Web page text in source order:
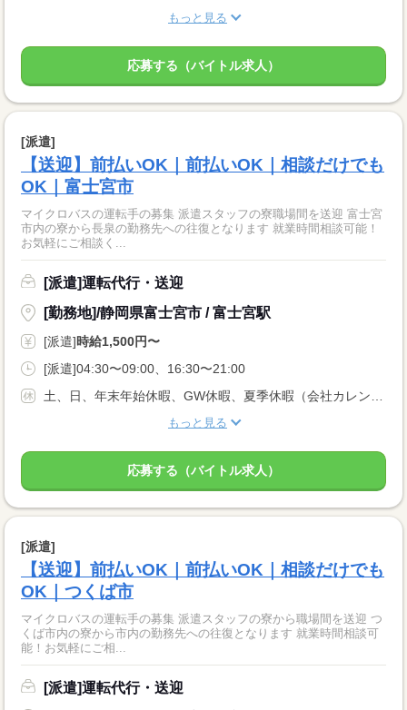
もっと見る
応募する（バイトル求人）
[派遣]
【送迎】前払いOK｜前払いOK｜相談だけでも
OK｜富士宮市
マイクロバスの運転手の募集 派遣スタッフの寮職場間を送迎 富士宮
市内の寮から長泉の勤務先への往復となります 就業時間相談可能！
お気軽にご相談く...
[派遣]運転代行・送迎
[勤務地]/静岡県富士宮市 / 富士宮駅
[派遣]時給1,500円〜
[派遣]04:30〜09:00、16:30〜21:00
土、日、年末年始休暇、GW休暇、夏季休暇（会社カレンダーに準ずる）
もっと見る
応募する（バイトル求人）
[派遣]
【送迎】前払いOK｜前払いOK｜相談だけでも
OK｜つくば市
マイクロバスの運転手の募集 派遣スタッフの寮から職場間を送迎 つ
くば市内の寮から市内の勤務先への往復となります 就業時間相談可
能！お気軽にご相...
[派遣]運転代行・送迎